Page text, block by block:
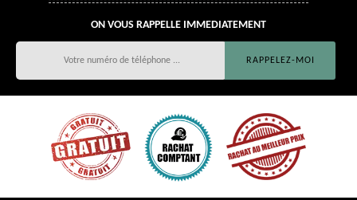
ON VOUS RAPPELLE IMMEDIATEMENT